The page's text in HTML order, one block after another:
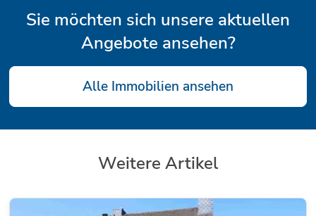
Sie möchten sich unsere aktuellen
Angebote ansehen?
Alle Immobilien ansehen
Weitere Artikel